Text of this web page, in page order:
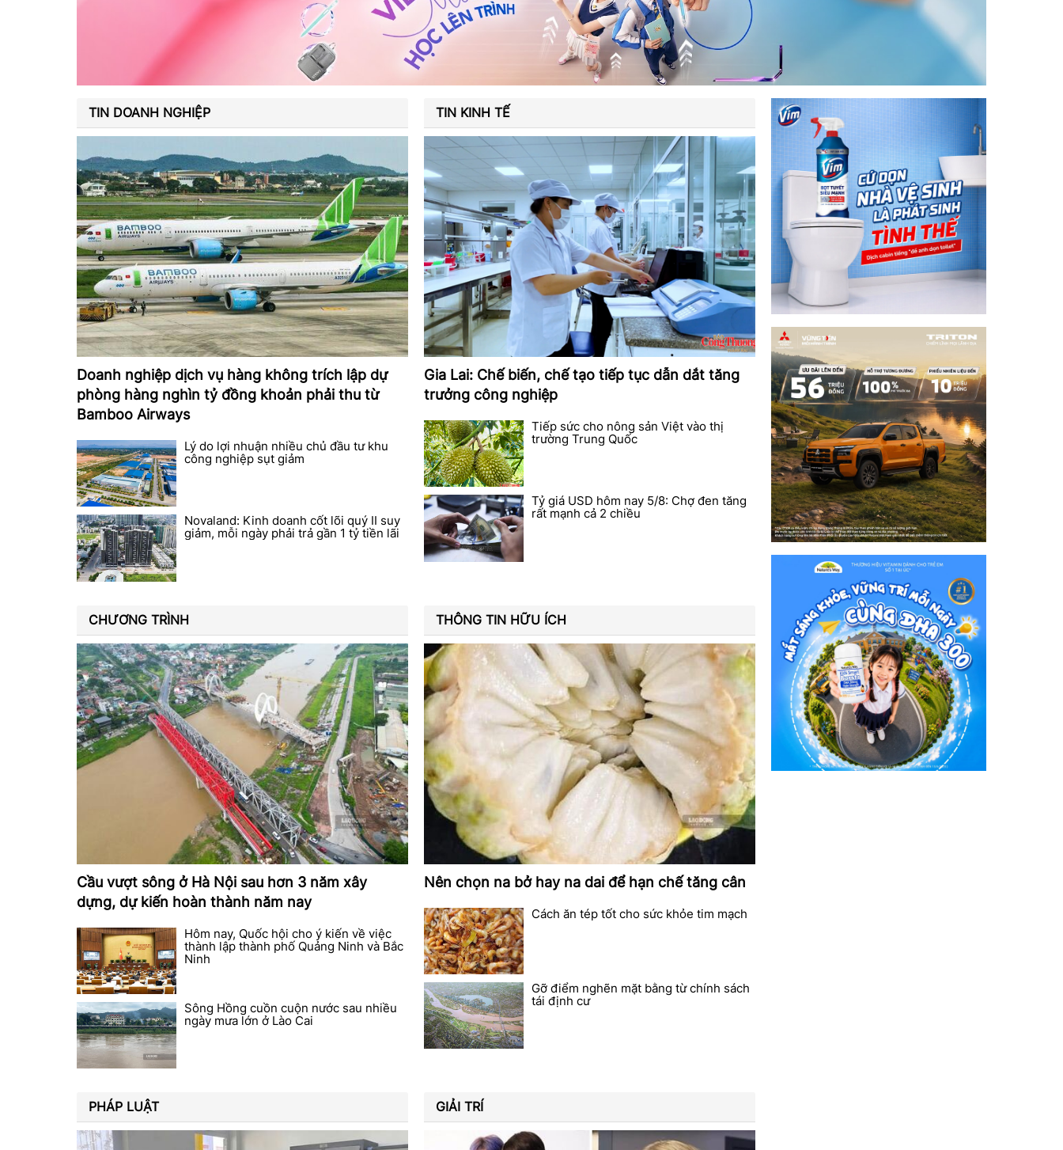
TIN DOANH NGHIỆP
Doanh nghiệp dịch vụ hàng không trích lập dự
phòng hàng nghìn tỷ đồng khoản phải thu từ
Bamboo Airways
Lý do lợi nhuận nhiều chủ đầu tư khu
công nghiệp sụt giảm
Novaland: Kinh doanh cốt lõi quý II suy
giảm, mỗi ngày phải trả gần 1 tỷ tiền lãi
TIN KINH TẾ
Gia Lai: Chế biến, chế tạo tiếp tục dẫn dắt tăng
trưởng công nghiệp
Tiếp sức cho nông sản Việt vào thị
trường Trung Quốc
Tỷ giá USD hôm nay 5/8: Chợ đen tăng
rất mạnh cả 2 chiều
CHƯƠNG TRÌNH
Cầu vượt sông ở Hà Nội sau hơn 3 năm xây
dựng, dự kiến hoàn thành năm nay
Hôm nay, Quốc hội cho ý kiến về việc
thành lập thành phố Quảng Ninh và Bắc
Ninh
Sông Hồng cuồn cuộn nước sau nhiều
ngày mưa lớn ở Lào Cai
THÔNG TIN HỮU ÍCH
Nên chọn na bở hay na dai để hạn chế tăng cân
Cách ăn tép tốt cho sức khỏe tim mạch
Gỡ điểm nghẽn mặt bằng từ chính sách
tái định cư
PHÁP LUẬT GIẢI TRÍ